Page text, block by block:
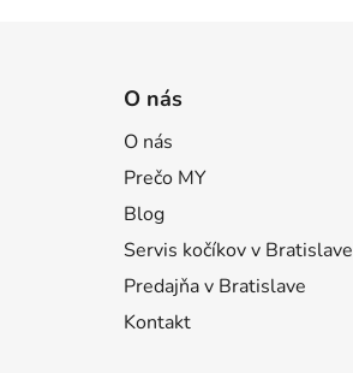
O nás
O nás
Prečo MY
Blog
Servis kočíkov v Bratislave
Predajňa v Bratislave
Kontakt